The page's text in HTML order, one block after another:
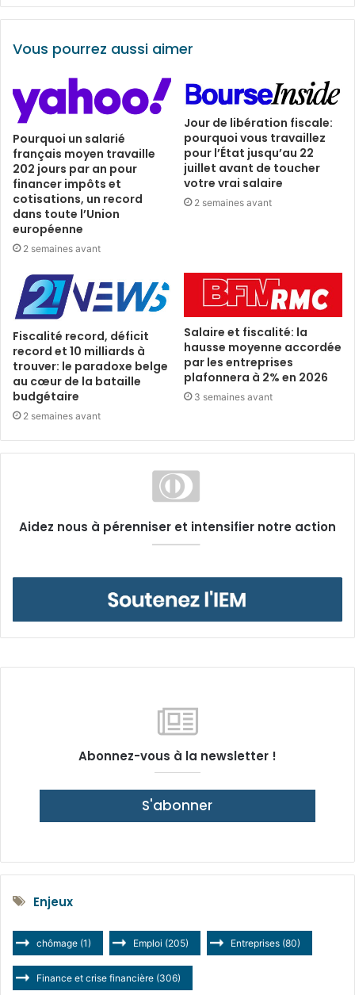
Vous pourrez aussi aimer
Pourquoi un salarié
français moyen travaille
202 jours par an pour
financer impôts et
cotisations, un record
dans toute l’Union
européenne
2 semaines avant
Jour de libération fiscale:
pourquoi vous travaillez
pour l’État jusqu’au 22
juillet avant de toucher
votre vrai salaire
2 semaines avant
Fiscalité record, déficit
record et 10 milliards à
trouver: le paradoxe belge
au cœur de la bataille
budgétaire
2 semaines avant
Salaire et fiscalité: la
hausse moyenne accordée
par les entreprises
plafonnera à 2% en 2026
3 semaines avant
Aidez nous à pérenniser et intensifier notre action
Abonnez-vous à la newsletter !
S'abonner
Enjeux
chômage (1) Emploi (205) Entreprises (80)
Finance et crise financière (306)